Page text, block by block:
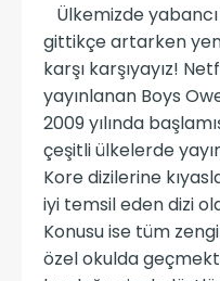
Ülkemizde
gittikçe artarken
karşı karşıyayız!
yayınlanan Boys
2009 yılında
çeşitli ülkelerde
Kore dizilerine
iyi temsil eden dizi
Konusu ise tüm
özel okulda